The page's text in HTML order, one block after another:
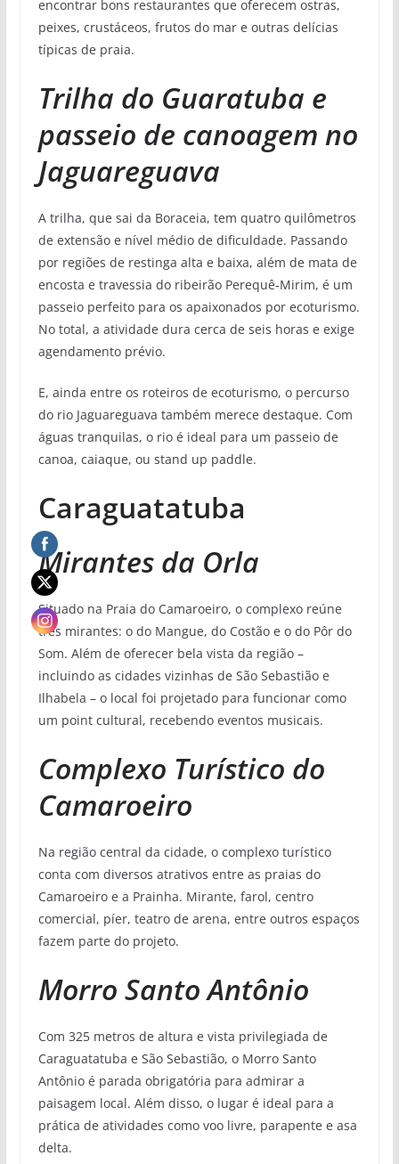
encontrar bons restaurantes que oferecem ostras,
peixes, crustáceos, frutos do mar e outras delícias
típicas de praia.
Trilha do Guaratuba e
passeio de canoagem no
Jaguareguava
A trilha, que sai da Boraceia, tem quatro quilômetros
de extensão e nível médio de dificuldade. Passando
por regiões de restinga alta e baixa, além de mata de
encosta e travessia do ribeirão Perequê-Mirim, é um
passeio perfeito para os apaixonados por ecoturismo.
No total, a atividade dura cerca de seis horas e exige
agendamento prévio.
E, ainda entre os roteiros de ecoturismo, o percurso
do rio Jaguareguava também merece destaque. Com
águas tranquilas, o rio é ideal para um passeio de
canoa, caiaque, ou stand up paddle.
Caraguatatuba
Mirantes da Orla
Situado na Praia do Camaroeiro, o complexo reúne
três mirantes: o do Mangue, do Costão e o do Pôr do
Som. Além de oferecer bela vista da região –
incluindo as cidades vizinhas de São Sebastião e
Ilhabela – o local foi projetado para funcionar como
um point cultural, recebendo eventos musicais.
Complexo Turístico do
Camaroeiro
Na região central da cidade, o complexo turístico
conta com diversos atrativos entre as praias do
Camaroeiro e a Prainha. Mirante, farol, centro
comercial, píer, teatro de arena, entre outros espaços
fazem parte do projeto.
Morro Santo Antônio
Com 325 metros de altura e vista privilegiada de
Caraguatatuba e São Sebastião, o Morro Santo
Antônio é parada obrigatória para admirar a
paisagem local. Além disso, o lugar é ideal para a
prática de atividades como voo livre, parapente e asa
delta.